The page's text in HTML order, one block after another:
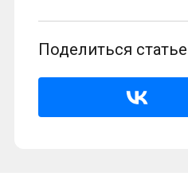
Поделиться